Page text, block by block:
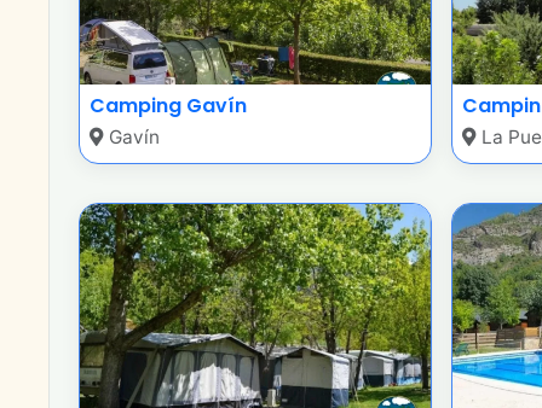
Camping Gavín
Gavín La